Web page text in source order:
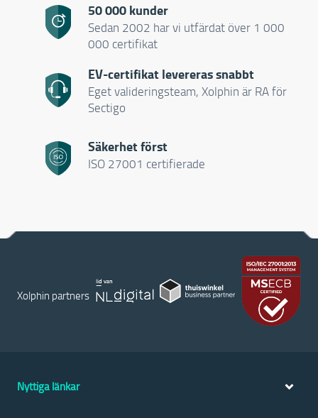
50 000 kunder
Sedan 2002 har vi utfärdat över 1 000
000 certifikat
EV-certifikat levereras snabbt
Eget valideringsteam, Xolphin är RA för
Sectigo
Säkerhet först
ISO 27001 certifierade
Xolphin partners
Nyttiga länkar